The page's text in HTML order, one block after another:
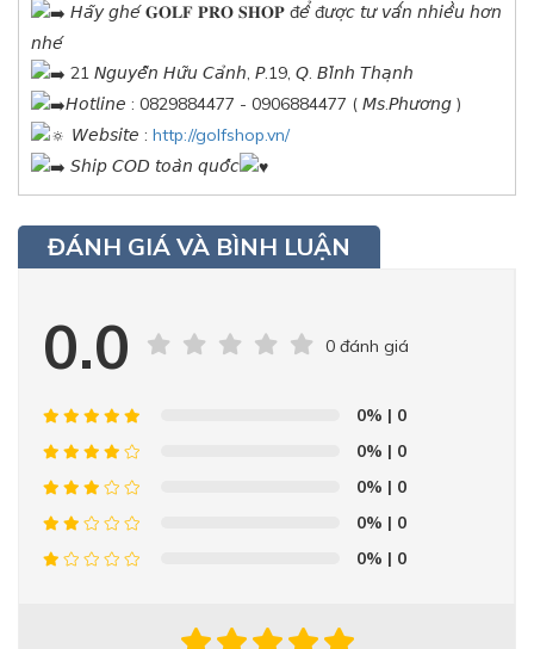
𝘏𝘢̃𝘺 𝘨𝘩𝘦́ 𝐆𝐎𝐋𝐅 𝐏𝐑𝐎 𝐒𝐇𝐎𝐏 đ𝘦̂̉ đ𝘶̛𝘰̛̣𝘤 𝘵𝘶̛ 𝘷𝘢̂́𝘯 𝘯𝘩𝘪𝘦̂̀𝘶 𝘩𝘰̛𝘯
𝘯𝘩𝘦́
21 𝘕𝘨𝘶𝘺𝘦̂̃𝘯 𝘏𝘶̛̃𝘶 𝘊𝘢̉𝘯𝘩, 𝘗.19, 𝘘. 𝘉𝘪̀𝘯𝘩 𝘛𝘩𝘢̣𝘯𝘩
𝘏𝘰𝘵𝘭𝘪𝘯𝘦 : 0829884477 - 0906884477 ( 𝘔𝘴.𝘗𝘩𝘶̛𝘰̛𝘯𝘨 )
𝘞𝘦𝘣𝘴𝘪𝘵𝘦 : http://golfshop.vn/
𝘚𝘩𝘪𝘱 𝘊𝘖𝘋 𝘵𝘰𝘢̀𝘯 𝘲𝘶𝘰̂́𝘤
ĐÁNH GIÁ VÀ BÌNH LUẬN
0.0 0 đánh giá
0% | 0
0% | 0
0% | 0
0% | 0
0% | 0